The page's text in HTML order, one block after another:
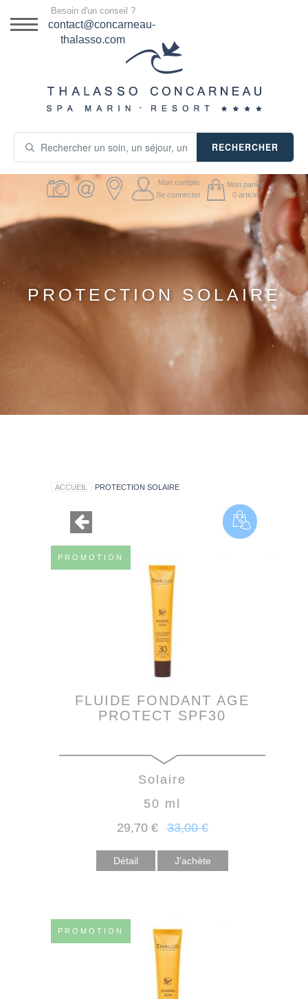
DESTINATION
SÉJOURS THALASSO
PRODUITS COSMÉTIQUES
GUIDE CADEAUX
Besoin d'un conseil ?
contact@concarneau-
thalasso.com
RECHERCHER
Mon compte
Se connecter
Mon panier
0 article
PROTECTION SOLAIRE
ACCUEIL PROTECTION SOLAIRE
PROMOTION
FLUIDE FONDANT AGE
PROTECT SPF30
Solaire
50 ml
29,70 € 33,00 €
Détail
PROMOTION